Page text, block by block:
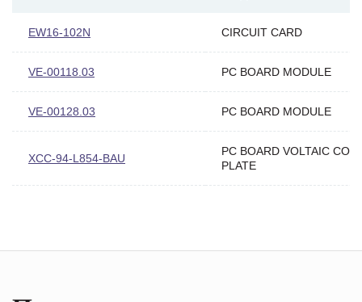
EW16-102N CIRCUIT CARD
VE-00118.03 PC BOARD MODULE
VE-00128.03 PC BOARD MODULE
XCC-94-L854-BAU
PC BOARD VOLTAIC
PLATE